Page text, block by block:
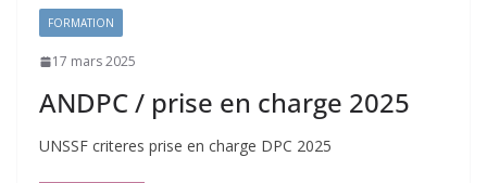
FORMATION
17 mars 2025
ANDPC / prise en charge 2025
UNSSF criteres prise en charge DPC 2025